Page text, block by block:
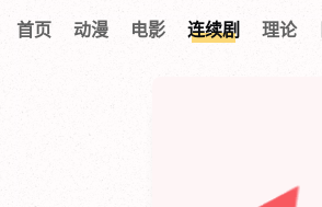
首页 动漫 电影 连续剧 理论